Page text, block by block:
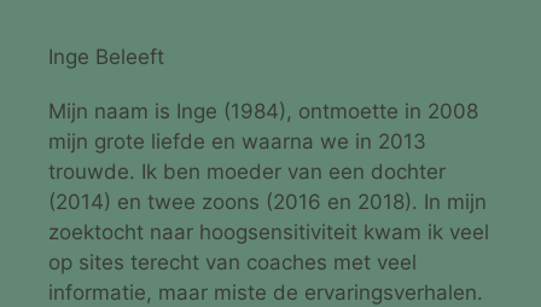
Inge Beleeft
Mijn naam is Inge (1984), ontmoette in 2008
mijn grote liefde en waarna we in 2013
trouwde. Ik ben moeder van een dochter
(2014) en twee zoons (2016 en 2018). In mijn
zoektocht naar hoogsensitiviteit kwam ik veel
op sites terecht van coaches met veel
informatie, maar miste de ervaringsverhalen.